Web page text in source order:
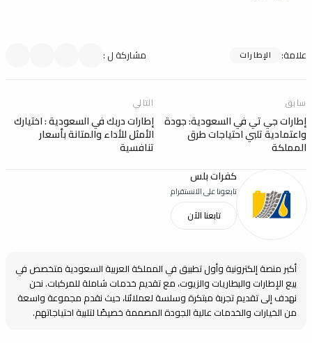
علامة: الإطارات مشاركة ل :
سابق
إطارات جي تي في السعودية: جودة
واعتمادية تلبي احتياجات طرق
المملكة
التالي
إطارات دربك في السعودية : اختيارك
الأمثل للأداء والمتانة بأسعار
تنافسية
كفرات بلس
تابعونا على الانستقرام
تابعنا الآن
أكبر منصة إلكترونية وأول تطبيق في المملكة العربية السعودية متخصص في
بيع الإطارات والبطاريات والزيوت، مع تقديم خدمات شاملة للمركبات. نحن
نهدف إلى تقديم تجربة مبتكرة وسلسة لعملائنا، حيث نقدم مجموعة واسعة
من الخيارات والخدمات عالية الجودة المصممة خصيصًا لتلبية احتياجاتهم.